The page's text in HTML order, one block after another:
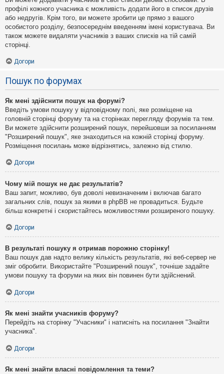
профілі кожного учасника є можливість додати його в список друзів
або недругів. Крім того, ви можете зробити це прямо з вашого
особистого розділу, безпосереднім введенням імені користувача. Ви
також можете видаляти учасників з ваших списків на тій самій
сторінці.
Догори
Пошук по форумах
Як мені здійснити пошук на форумі?
Введіть умови пошуку у відповідному полі, яке розміщене на
головній сторінці форуму та на сторінках перегляду форумів та тем.
Ви можете здійснити розширений пошук, перейшовши за посиланням
"Розширений пошук", яке знаходиться на кожній сторінці форуму.
Розміщення посилань може відрізнятись, залежно від стилю.
Догори
Чому мій пошук не дає результатів?
Ваш запит, можливо, був доволі невизначеним і включав багато
загальних слів, пошук за якими в phpBB не провадиться. Будьте
більш конкретні і скористайтесь можливостями розширеного пошуку.
Догори
В результаті пошуку я отримав порожню сторінку!
Ваш пошук дав надто велику кількість результатів, які веб-сервер не
зміг обробити. Використайте "Розширений пошук", точніше задайте
умови пошуку та форуми на яких він повинен бути здійснений.
Догори
Як мені знайти учасників форуму?
Перейдіть на сторінку "Учасники" і натисніть на посилання "Знайти
учасника".
Догори
Як мені знайти власні повідомлення та теми?